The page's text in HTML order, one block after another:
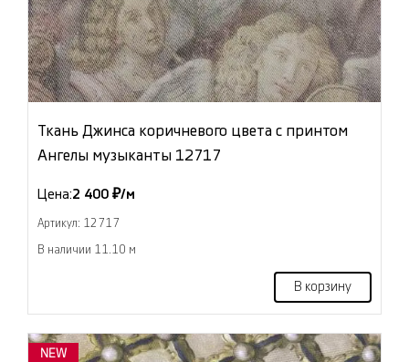
Ткань Джинса коричневого цвета с принтом
Ангелы музыканты 12717
Цена:2 400 ₽/м
Артикул: 12717
В наличии 11.10 м
В корзину
NEW